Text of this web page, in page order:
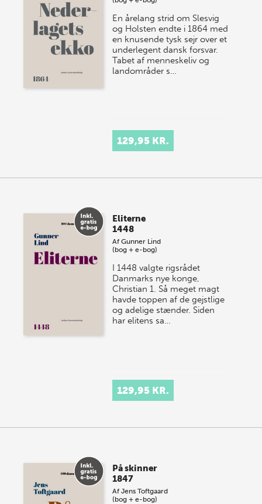
En årelang strid om Slesvig
og Holsten endte i 1864 med
en knusende tysk sejr over et
underlegent dansk forsvar.
Tabet af menneskeliv og
landområder s…
129,95 KR.
Eliterne
1448
AfGunner Lind
(bog + e-bog)
I 1448 valgte rigsrådet
Danmarks nye konge,
Christian 1. Så meget magt
havde toppen af de gejstlige
og adelige stænder. Siden
har elitens sa…
129,95 KR.
På skinner
1847
AfJens Toftgaard
(bog + e-bog)